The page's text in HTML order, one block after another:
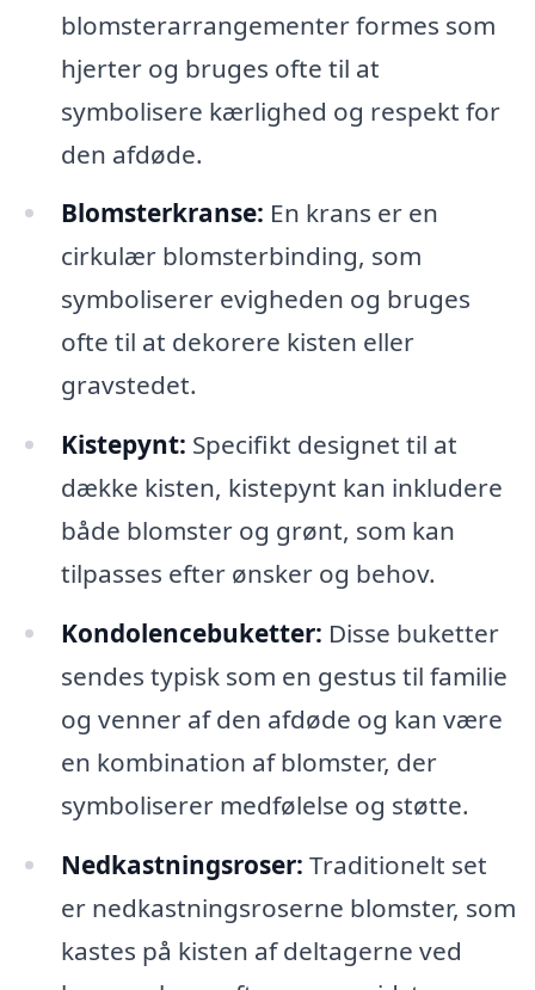
blomsterarrangementer formes som
hjerter og bruges ofte til at
symbolisere kærlighed og respekt for
den afdøde.
Blomsterkranse: En krans er en
cirkulær blomsterbinding, som
symboliserer evigheden og bruges
ofte til at dekorere kisten eller
gravstedet.
Kistepynt: Specifikt designet til at
dække kisten, kistepynt kan inkludere
både blomster og grønt, som kan
tilpasses efter ønsker og behov.
Kondolencebuketter: Disse buketter
sendes typisk som en gestus til familie
og venner af den afdøde og kan være
en kombination af blomster, der
symboliserer medfølelse og støtte.
Nedkastningsroser: Traditionelt set
er nedkastningsroserne blomster, som
kastes på kisten af deltagerne ved